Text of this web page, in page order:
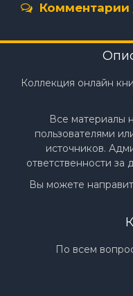
Коллекция онлайн
Все материалы
пользователями
источников.
ответственности за
Вы можете
По всем